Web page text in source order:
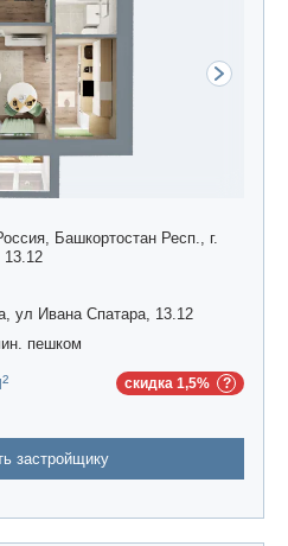
Башкортостан Респ., г.
ул Ивана Спатара, 13.12
пешком
скидка 1,5%
застройщику